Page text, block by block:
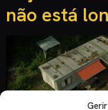
não está